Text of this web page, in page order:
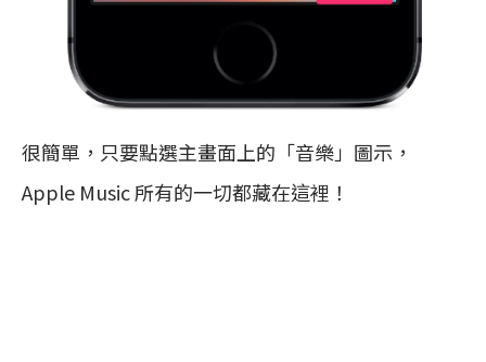
很簡單，只要點選主畫面上的「音樂」圖示，
Apple Music 所有的一切都藏在這裡！